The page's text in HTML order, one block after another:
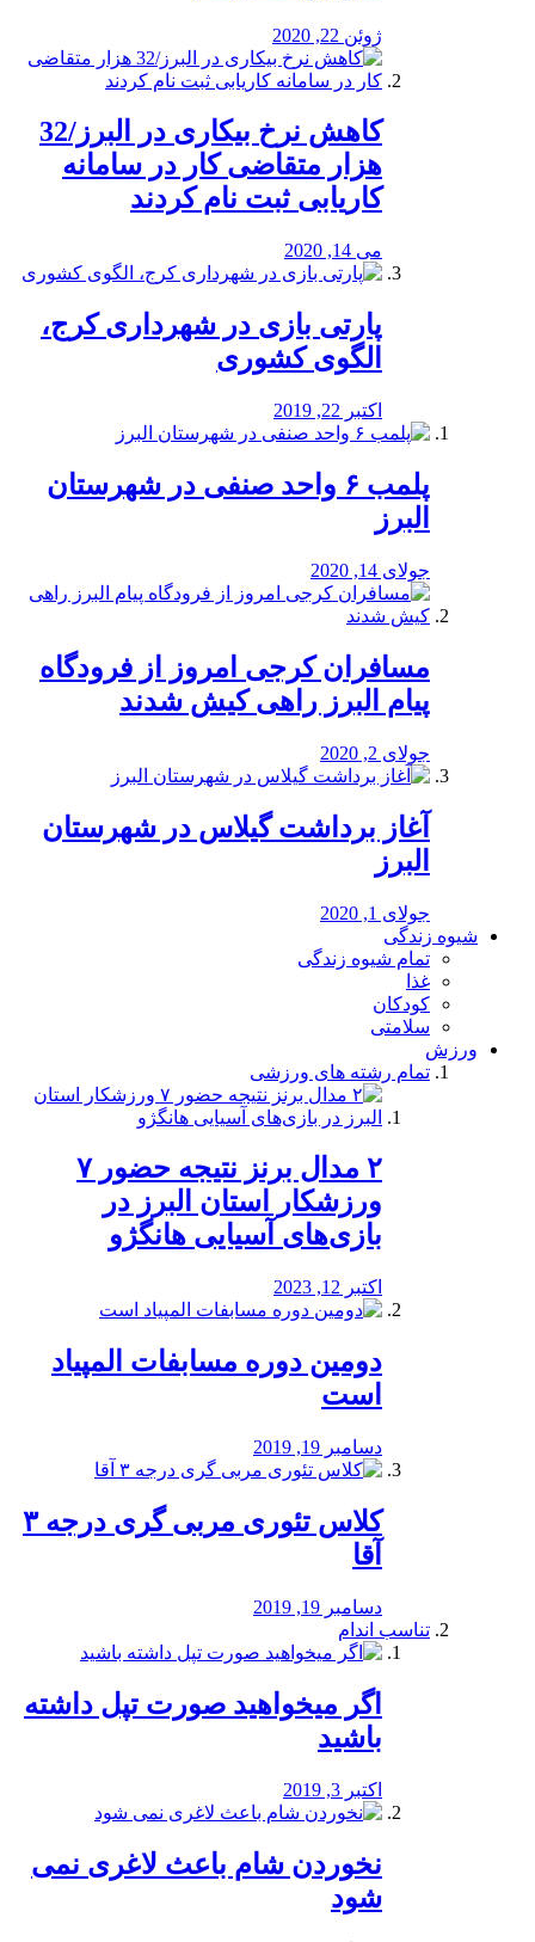
ژوئن 22, 2020
کاهش نرخ بیکاری در البرز/32
هزار متقاضی کار در سامانه
کاریابی ثبت نام کردند
می 14, 2020
پارتی بازی در شهرداری کرج،
الگوی کشوری
اکتبر 22, 2019
پلمب ۶ واحد صنفی در شهرستان
البرز
جولای 14, 2020
مسافران کرجی امروز از فرودگاه
پیام البرز راهی کیش شدند
جولای 2, 2020
آغاز برداشت گیلاس در شهرستان
البرز
جولای 1, 2020
شیوه زندگی
تمام شیوه زندگی
غذا
کودکان
سلامتی
ورزش
تمام رشته های ورزشی
۲ مدال برنز نتیجه حضور ۷
ورزشکار استان البرز در
بازی‌های آسیایی هانگژو
اکتبر 12, 2023
دومین دوره مسابفات المپیاد
است
دسامبر 19, 2019
کلاس تئوری مربی گری درجه ۳
آقا
دسامبر 19, 2019
تناسب اندام
اگر میخواهید صورت تپل داشته
باشید
اکتبر 3, 2019
نخوردن شام باعث لاغری نمی
‌شود